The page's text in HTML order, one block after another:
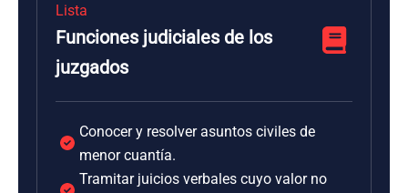
Lista
Funciones judiciales de los
juzgados
Conocer y resolver asuntos civiles de
menor cuantía.
Tramitar juicios verbales cuyo valor no